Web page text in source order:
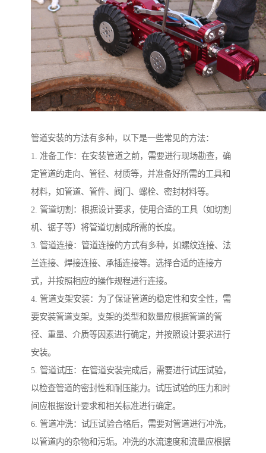
管道安装的方法有多种，以下是一些常见的方法：
1. 准备工作：在安装管道之前，需要进行现场勘查，确
定管道的走向、管径、材质等，并准备好所需的工具和
材料，如管道、管件、阀门、螺栓、密封材料等。
2. 管道切割：根据设计要求，使用合适的工具（如切割
机、锯子等）将管道切割成所需的长度。
3. 管道连接：管道连接的方式有多种，如螺纹连接、法
兰连接、焊接连接、承插连接等。选择合适的连接方
式，并按照相应的操作规程进行连接。
4. 管道支架安装：为了保证管道的稳定性和安全性，需
要安装管道支架。支架的类型和数量应根据管道的管
径、重量、介质等因素进行确定，并按照设计要求进行
安装。
5. 管道试压：在管道安装完成后，需要进行试压试验，
以检查管道的密封性和耐压能力。试压试验的压力和时
间应根据设计要求和相关标准进行确定。
6. 管道冲洗：试压试验合格后，需要对管道进行冲洗，
以管道内的杂物和污垢。冲洗的水流速度和流量应根据